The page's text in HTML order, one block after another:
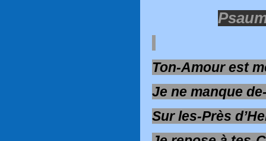
Ton-Amour est
Je ne manque
Sur les-Près